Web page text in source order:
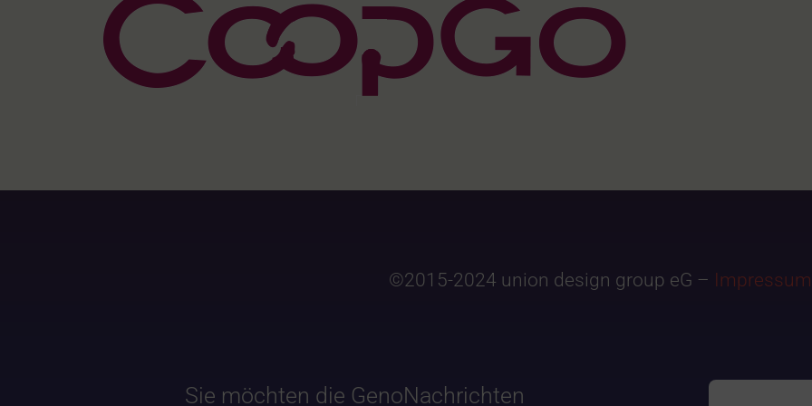
©2015-2024 union design group eG – Impressum
Sie möchten die GenoNachrichten